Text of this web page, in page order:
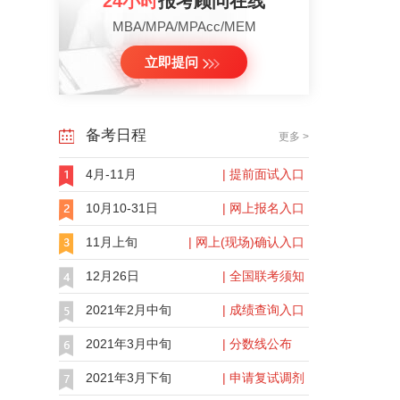
MBA/MPA/MPAcc/MEM
立即提问
备考日程 更多 >
4月-11月 | 提前面试入口
10月10-31日 | 网上报名入口
11月上旬 | 网上(现场)确认入口
12月26日 | 全国联考须知
2021年2月中旬 | 成绩查询入口
2021年3月中旬 | 分数线公布
2021年3月下旬 | 申请复试调剂